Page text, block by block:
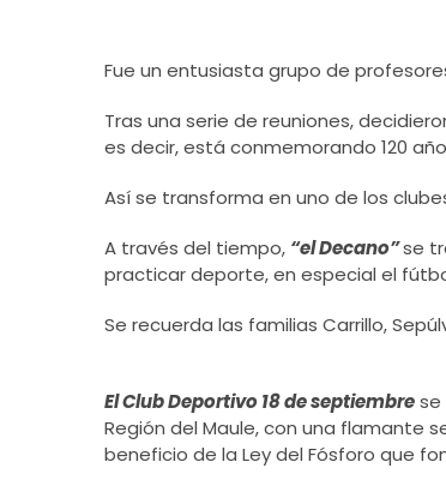
Fue un entusiasta grupo de
Tras una serie de reuniones,
es decir, está conmemorando 120
Así se transforma en uno de los
A través del tiempo, “el Decano”se
practicar deporte, en especial el
Se recuerda las familias Carrillo,
El Club Deportivo 18 de septiembrese
Región del Maule, con una flamante
beneficio de la Ley del Fósforo que